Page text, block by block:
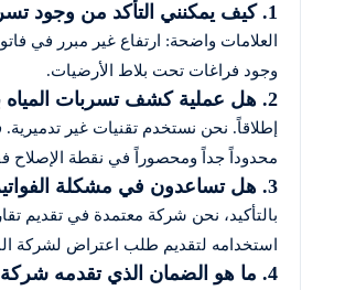
1. كيف يمكنني التأكد من وجود تسرب مياه في منزلي؟
العلامات واضحة: ارتفاع غير مبرر في
وجود فراغات تحت بلاط الأرضيات.
2. هل عملية كشف تسربات المياه بحي أم الحمام الغربي تتطلب تكسيراً؟
إطلاقاً. نحن نستخدم تقنيات غير
محدوداً جداً ومحصوراً في نقطة الإصلاح
3. هل تساعدون في مشكلة الفواتير المرتفعة؟
بالتأكيد، نحن شركة معتمدة في تقديم
استخدامه لتقديم طلب اعتراض لشركة
4. ما هو الضمان الذي تقدمه شركة البيوت؟